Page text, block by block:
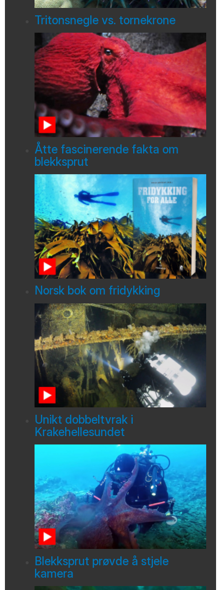
Tritonsnegle vs. tornekrone
Åtte fascinerende fakta om
blekksprut
Norsk bok om fridykking
Unikt dobbeltvrak i
Krakehellesundet
Blekksprut prøvde å stjele
kamera